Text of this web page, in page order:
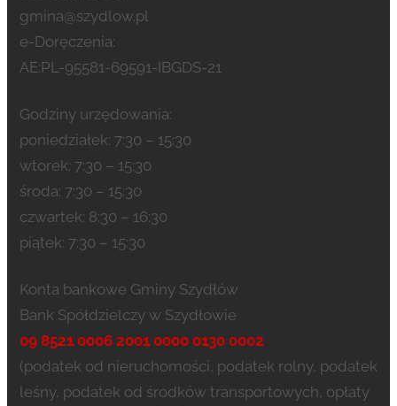
gmina@szydlow.pl
e-Doręczenia:
AE:PL-95581-69591-IBGDS-21
Godziny urzędowania:
poniedziałek: 7:30 – 15:30
wtorek: 7:30 – 15:30
środa: 7:30 – 15:30
czwartek: 8:30 – 16:30
piątek: 7:30 – 15:30
Konta bankowe Gminy Szydłów
Bank Spółdzielczy w Szydłowie
09 8521 0006 2001 0000 0130 0002
(podatek od nieruchomości, podatek rolny, podatek
leśny, podatek od środków transportowych, opłaty